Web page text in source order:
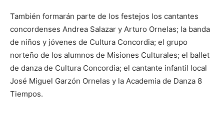
También formarán parte de los festejos los cantantes
concordenses Andrea Salazar y Arturo Ornelas; la banda
de niños y jóvenes de Cultura Concordia; el grupo
norteño de los alumnos de Misiones Culturales; el ballet
de danza de Cultura Concordia; el cantante infantil local
José Miguel Garzón Ornelas y la Academia de Danza 8
Tiempos.